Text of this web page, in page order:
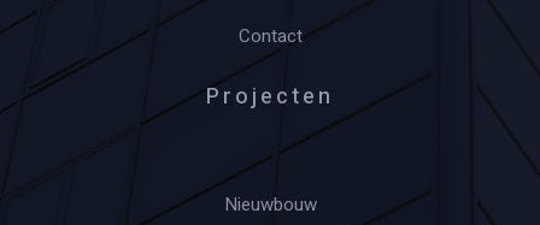
Contact
Projecten
Nieuwbouw